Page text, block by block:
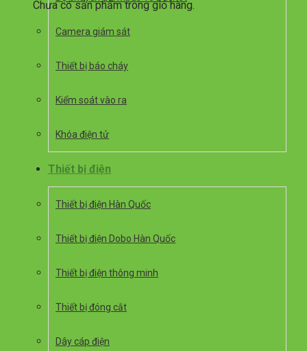
Chưa có sản phẩm trong giỏ hàng.
Camera giám sát
Thiết bị báo cháy
Kiểm soát vào ra
Khóa điện tử
Thiết bị điện
Thiết bị điện Hàn Quốc
Thiết bị điện Dobo Hàn Quốc
Thiết bị điện thông minh
Thiết bị đóng cắt
Dây cáp điện